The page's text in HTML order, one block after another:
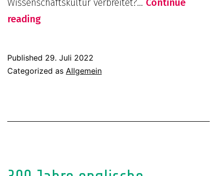
Wissenschaftskultur verbreitet?… Continue
readingAnkündigung
„Nur
der
Published 29. Juli 2022
Categorized as Allgemein